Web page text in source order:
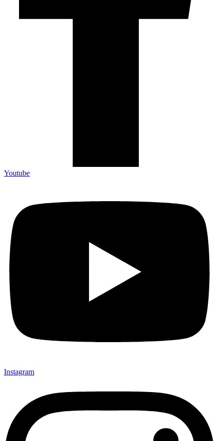
Youtube
Instagram